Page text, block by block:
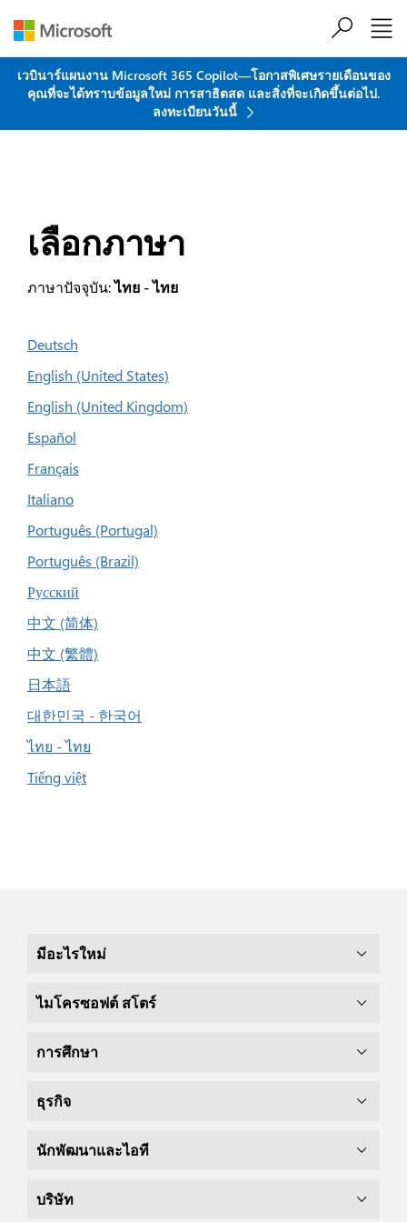
เวบินาร์แผนงาน Microsoft 365 Copilot—โอกาสพิเศษรายเดือนของ
คุณที่จะได้ทราบข้อมูลใหม่ การสาธิตสด และสิ่งที่จะเกิดขึ้นต่อไป.
ลงทะเบียนวันนี้
เลือกภาษา
ภาษาปัจจุบัน:ไทย - ไทย
Deutsch
English (United States)
English (United Kingdom)
Español
Français
Italiano
Português (Portugal)
Português (Brazil)
Русский
中文 (简体)
中文 (繁體)
日本語
대한민국 - 한국어
ไทย - ไทย
Tiếng việt
มีอะไรใหม่
ไมโครซอฟต์ สโตร์
การศึกษา
ธุรกิจ
นักพัฒนาและไอที
บริษัท